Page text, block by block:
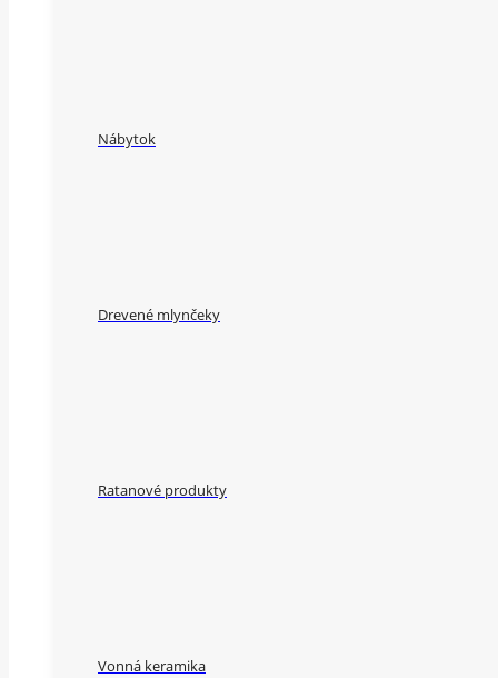
Nábytok
Drevené mlynčeky
Ratanové produkty
Vonná keramika